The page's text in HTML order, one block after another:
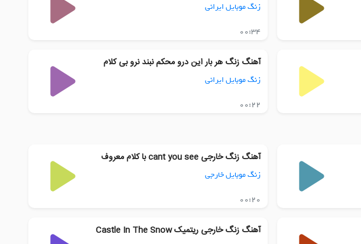
زنگ موبایل ایرانی
00:34
آهنگ زنگ هر بار این درو محکم نبند نرو بی کلام
زنگ موبایل ایرانی
00:22
آهنگ زنگ خارجی cant you see با کلام معروف
زنگ موبایل خارجی
00:20
آهنگ زنگ خارجی ریتمیک Castle In The Snow